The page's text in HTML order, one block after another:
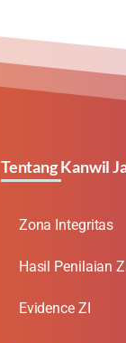
Tentang Kanwil
Zona Integritas
Hasil Penilaian
Evidence ZI